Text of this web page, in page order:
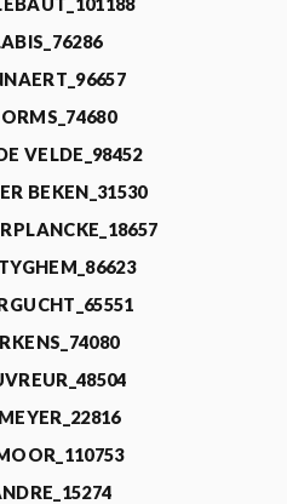
VELDE_98452
BEKEN_31530